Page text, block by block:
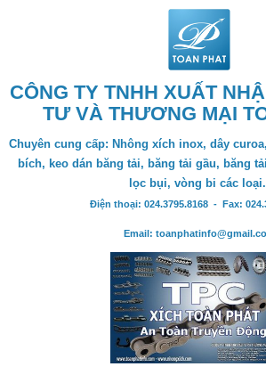
CÔNG TY TNHH XUẤT
TƯ VÀ THƯƠNG MẠI
Chuyên cung cấp: Nhông xích inox, dây
bích, keo dán băng tải, băng tải gầu, băng
lọc bụi, vòng bi các loại.
Điện thoại: 024.3795.8168 - Fax:
Email: